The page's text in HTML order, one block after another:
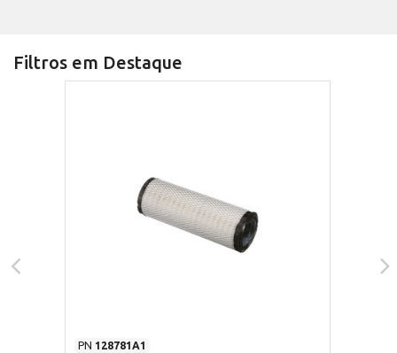
Filtros em Destaque
PN 128781A1